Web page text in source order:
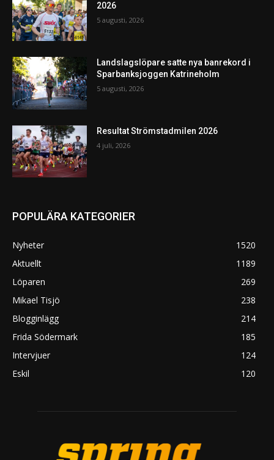
2026
5 augusti, 2026
Landslagslöpare satte nya banrekord i
Sparbanksjoggen Katrineholm
5 augusti, 2026
Resultat Strömstadmilen 2026
4 juli, 2026
POPULÄRA KATEGORIER
Nyheter
1520
Aktuellt
1189
Löparen
269
Mikael Tisjö
238
Blogginlägg
214
Frida Södermark
185
Intervjuer
124
Eskil
120